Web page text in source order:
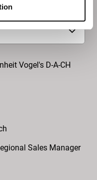
Vogel's D-A-CH
Sales Manager